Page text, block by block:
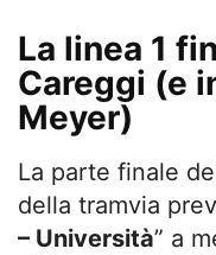
La linea 1
Careggi (e
Meyer)
La parte finale
della tramvia
– Università” a